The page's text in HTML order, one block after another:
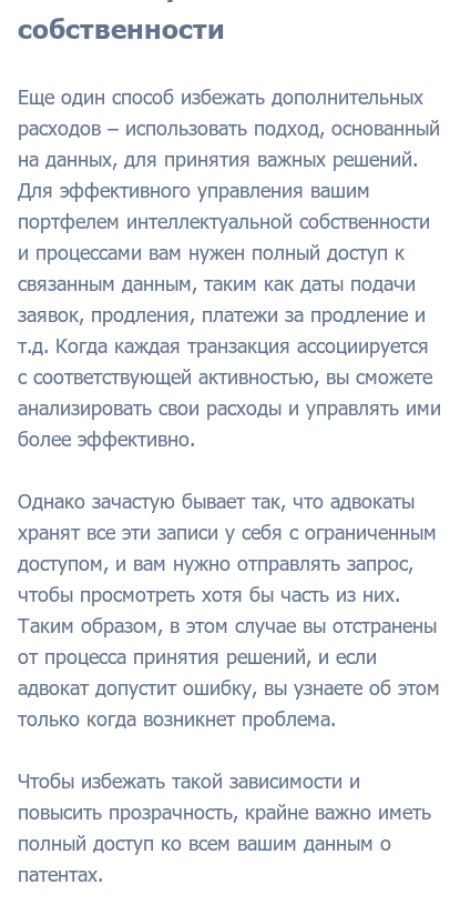
собственности
Еще один способ избежать дополнительных
расходов – использовать подход, основанный
на данных, для принятия важных решений.
Для эффективного управления вашим
портфелем интеллектуальной собственности
и процессами вам нужен полный доступ к
связанным данным, таким как даты подачи
заявок, продления, платежи за продление и
т.д. Когда каждая транзакция ассоциируется
с соответствующей активностью, вы сможете
анализировать свои расходы и управлять ими
более эффективно.
Однако зачастую бывает так, что адвокаты
хранят все эти записи у себя с ограниченным
доступом, и вам нужно отправлять запрос,
чтобы просмотреть хотя бы часть из них.
Таким образом, в этом случае вы отстранены
от процесса принятия решений, и если
адвокат допустит ошибку, вы узнаете об этом
только когда возникнет проблема.
Чтобы избежать такой зависимости и
повысить прозрачность, крайне важно иметь
полный доступ ко всем вашим данным о
патентах.